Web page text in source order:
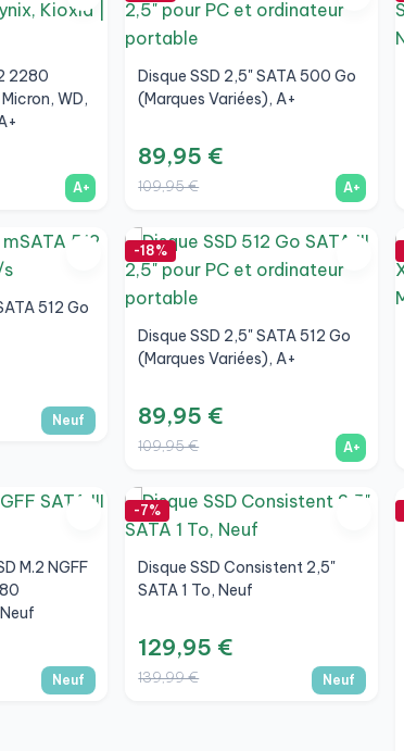
2280
WD,
A+
Disque SSD 2,5" SATA 500 Go
(Marques Variées), A+
89,95 €
109,95 € A+
512 Go
Neuf
-18%
Disque SSD 2,5" SATA 512 Go
(Marques Variées), A+
89,95 €
109,95 € A+
M.2 NGFF
Neuf
-7%
Disque SSD Consistent 2,5"
SATA 1 To, Neuf
129,95 €
139,99 € Neuf